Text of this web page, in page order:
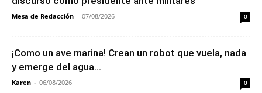
Mesa de Redacción - 07/08/2026 0
¡Como un ave marina! Crean un robot que vuela, nada
y emerge del agua...
Karen - 06/08/2026 0